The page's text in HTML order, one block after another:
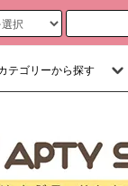
テゴリーから探す